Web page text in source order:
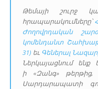
Թեմայի շուրջ
հրապարակումները՝
Ժողովրդական
կոմենդանտ
31) եւ Գեներալ
Ներկայացնում
ի «Զանգ»
Սարդարապատի